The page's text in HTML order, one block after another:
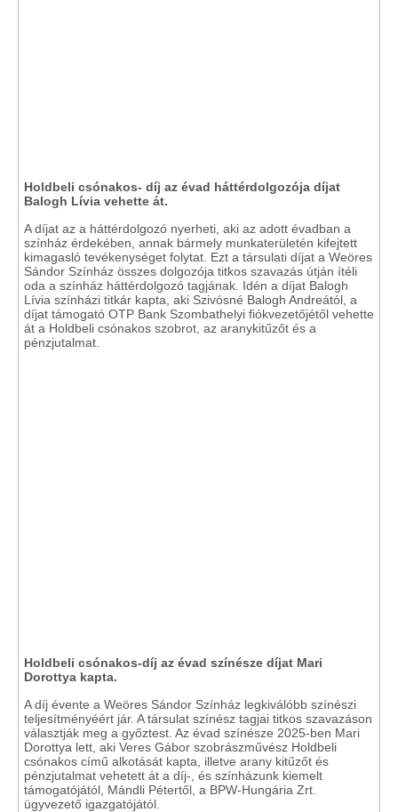
Holdbeli csónakos- díj az évad háttérdolgozója díjat
Balogh Lívia vehette át.
A díjat az a háttérdolgozó nyerheti, aki az adott évadban a
színház érdekében, annak bármely munkaterületén kifejtett
kimagasló tevékenységet folytat. Ezt a társulati díjat a Weöres
Sándor Színház összes dolgozója titkos szavazás útján ítéli
oda a színház háttérdolgozó tagjának. Idén a díjat Balogh
Lívia színházi titkár kapta, aki Szivósné Balogh Andreától, a
díjat támogató OTP Bank Szombathelyi fiókvezetőjétől vehette
át a Holdbeli csónakos szobrot, az aranykitűzőt és a
pénzjutalmat.
Holdbeli csónakos-díj az évad színésze díjat Mari
Dorottya kapta.
A díj évente a Weöres Sándor Színház legkiválóbb színészi
teljesítményéért jár. A társulat színész tagjai titkos szavazáson
választják meg a győztest. Az évad színésze 2025-ben Mari
Dorottya lett, aki Veres Gábor szobrászművész Holdbeli
csónakos című alkotását kapta, illetve arany kitűzőt és
pénzjutalmat vehetett át a díj-, és színházunk kiemelt
támogatójától, Mándli Pétertől, a BPW-Hungária Zrt.
ügyvezető igazgatójától.